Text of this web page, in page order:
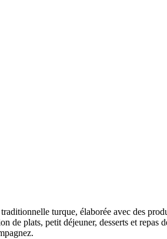
turque, élaborée avec des
plats, petit déjeuner, desserts et repas